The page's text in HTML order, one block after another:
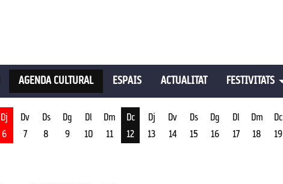
AGENDA CULTURAL ESPAIS ACTUALITAT FESTIVITATS
Dj
6
Dv
7
Ds
8
Dg
9
Dl
10
Dm
11
Dc
12
Dj
13
Dv
14
Ds
15
Dg
16
Dl
17
Dm
18
Dc
19